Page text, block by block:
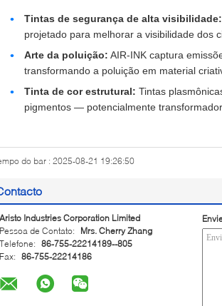
Tintas de segurança de alta visibilidade:
projetado para melhorar a visibilidade dos
Arte da poluição: AIR-INK captura
transformando a poluição em material
Tinta de cor estrutural: Tintas
pigmentos — potencialmente
do bar : 2025-08-21 19:26:50
Aristo Industries Corporation Limited
Pessoa de Contato:
Mrs. Cherry Zhang
Telefone: 86-755-22214189--805
Fax: 86-755-22214186